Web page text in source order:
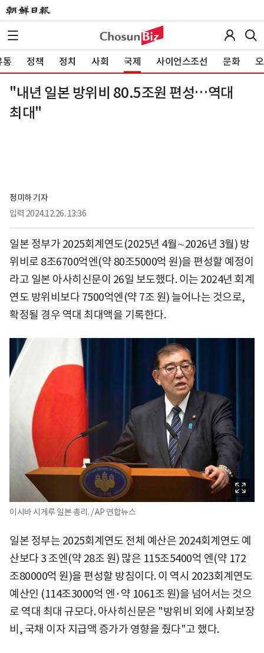
통 정책 정치 사회 국제 사이언스조선 문화
"내년 일본 방위비 80.5조원 편성…역대
최대"
정미하 기자
입력 2024.12.26. 13:36
일본 정부가 2025회계연도(2025년 4월∼2026년 3월) 방
위비로 8조6700억엔(약 80조5000억 원)을 편성할 예정이
라고 일본 아사히신문이 26일 보도했다. 이는 2024년 회계
연도 방위비보다 7500억엔(약 7조 원) 늘어나는 것으로,
확정될 경우 역대 최대액을 기록한다.
이시바 시게루 일본 총리. / AP 연합뉴스
일본 정부는 2025회계연도 전체 예산은 2024회계연도 예
산보다 3 조엔(약 28조 원) 많은 115조5400억 엔(약 172
조80000억 원)을 편성할 방침이다. 이 역시 2023회계연도
예산인 (114조3000억 엔·약 1061조 원)을 넘어서는 것으
로 역대 최대 규모다. 아사히신문은 "방위비 외에 사회보장
비, 국채 이자 지급액 증가가 영향을 줬다"고 했다.